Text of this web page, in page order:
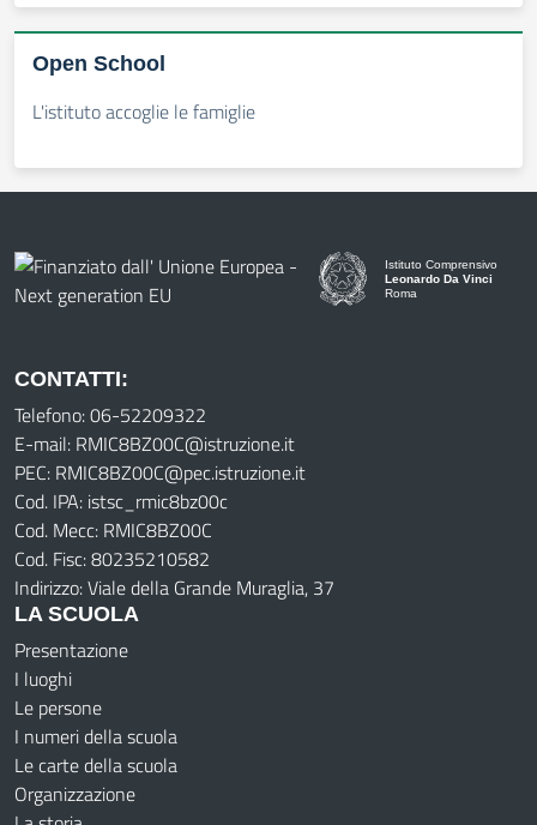
Open School
L'istituto accoglie le famiglie
Istituto Comprensivo
Leonardo Da Vinci
Roma
CONTATTI:
Telefono: 06-52209322
E-mail: RMIC8BZ00C@istruzione.it
PEC: RMIC8BZ00C@pec.istruzione.it
Cod. IPA: istsc_rmic8bz00c
Cod. Mecc: RMIC8BZ00C
Cod. Fisc: 80235210582
Indirizzo: Viale della Grande Muraglia, 37
LA SCUOLA
Presentazione
I luoghi
Le persone
I numeri della scuola
Le carte della scuola
Organizzazione